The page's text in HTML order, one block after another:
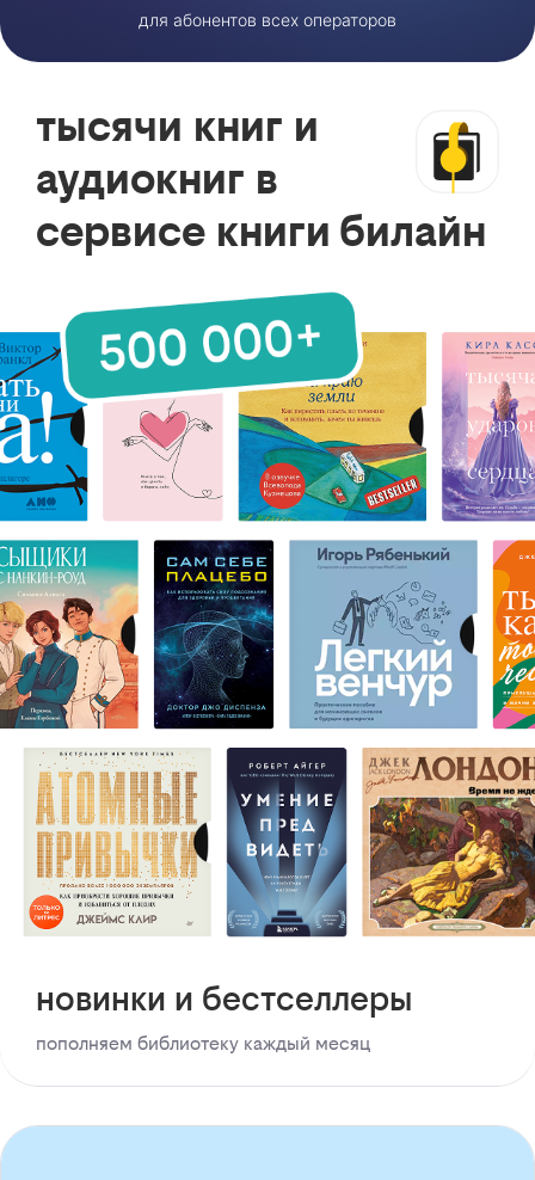
для абонентов всех операторов
тысячи книг и
аудиокниг в
сервисе книги билайн
новинки и бестселлеры
пополняем библиотеку каждый месяц